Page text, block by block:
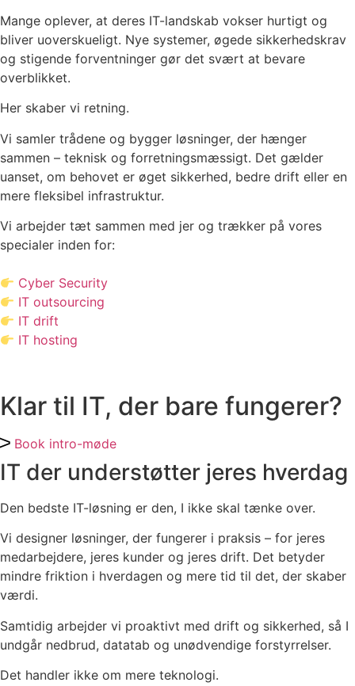
Mange oplever, at deres IT-landskab vokser hurtigt og
bliver uoverskueligt. Nye systemer, øgede sikkerhedskrav
og stigende forventninger gør det svært at bevare
overblikket.
Her skaber vi retning.
Vi samler trådene og bygger løsninger, der hænger
sammen – teknisk og forretningsmæssigt. Det gælder
uanset, om behovet er øget sikkerhed, bedre drift eller en
mere fleksibel infrastruktur.
Vi arbejder tæt sammen med jer og trækker på vores
specialer inden for:
Cyber Security
IT outsourcing
IT drift
IT hosting
Klar til IT, der bare fungerer?
Book intro-møde
IT der understøtter jeres hverdag
Den bedste IT-løsning er den, I ikke skal tænke over.
Vi designer løsninger, der fungerer i praksis – for jeres
medarbejdere, jeres kunder og jeres drift. Det betyder
mindre friktion i hverdagen og mere tid til det, der skaber
værdi.
Samtidig arbejder vi proaktivt med drift og sikkerhed, så I
undgår nedbrud, datatab og unødvendige forstyrrelser.
Det handler ikke om mere teknologi.